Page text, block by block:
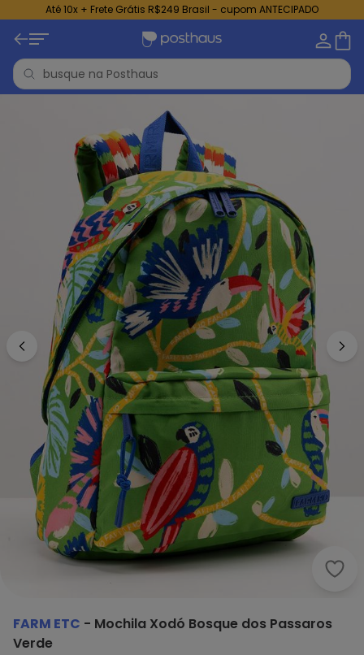
Até 10x + Frete Grátis R$249 Brasil - cupom ANTECIPADO
FARM ETC - Mochila Xodó Bosque dos Passaros
Verde